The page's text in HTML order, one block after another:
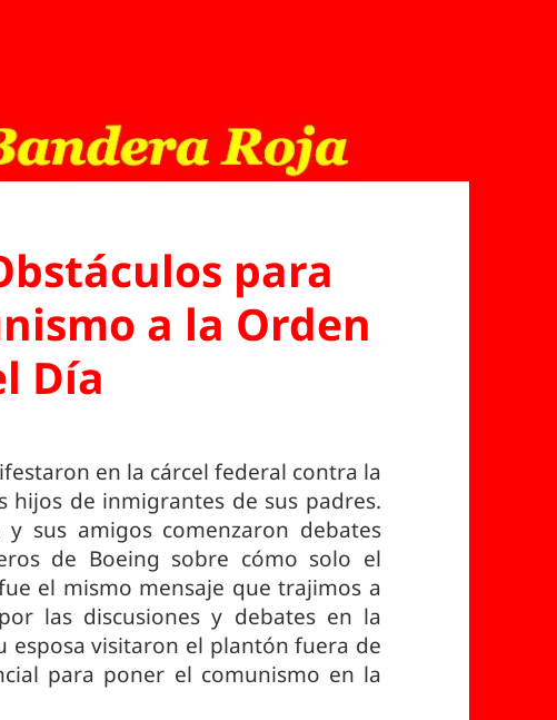
para
a la Orden
Día
en la cárcel federal contra la
hijos de inmigrantes de sus padres.
sus amigos comenzaron debates
de Boeing sobre cómo solo el
el mismo mensaje que trajimos a
las discusiones y debates en la
esposa visitaron el plantón fuera de
para poner el comunismo en la